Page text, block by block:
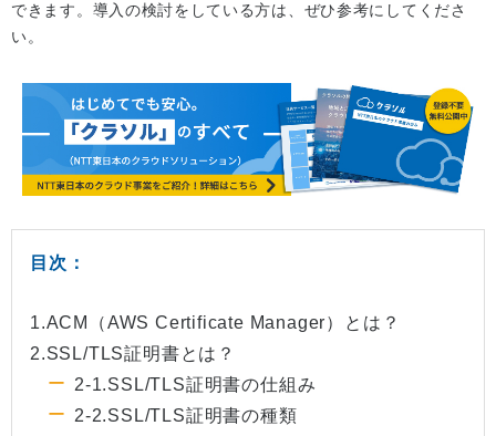
できます。導入の検討をしている方は、ぜひ参考にしてくださ
い。
目次：
1.ACM（AWS Certificate Manager）とは？
2.SSL/TLS証明書とは？
2-1.SSL/TLS証明書の仕組み
2-2.SSL/TLS証明書の種類